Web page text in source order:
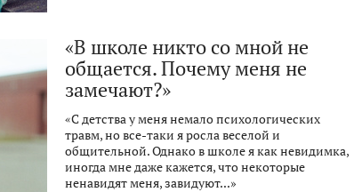
«В школе никто со мной не
общается. Почему меня не
замечают?»
«С детства у меня немало психологических
травм, но все-таки я росла веселой и
общительной. Однако в школе я как невидимка,
иногда мне даже кажется, что некоторые
ненавидят меня, завидуют...»